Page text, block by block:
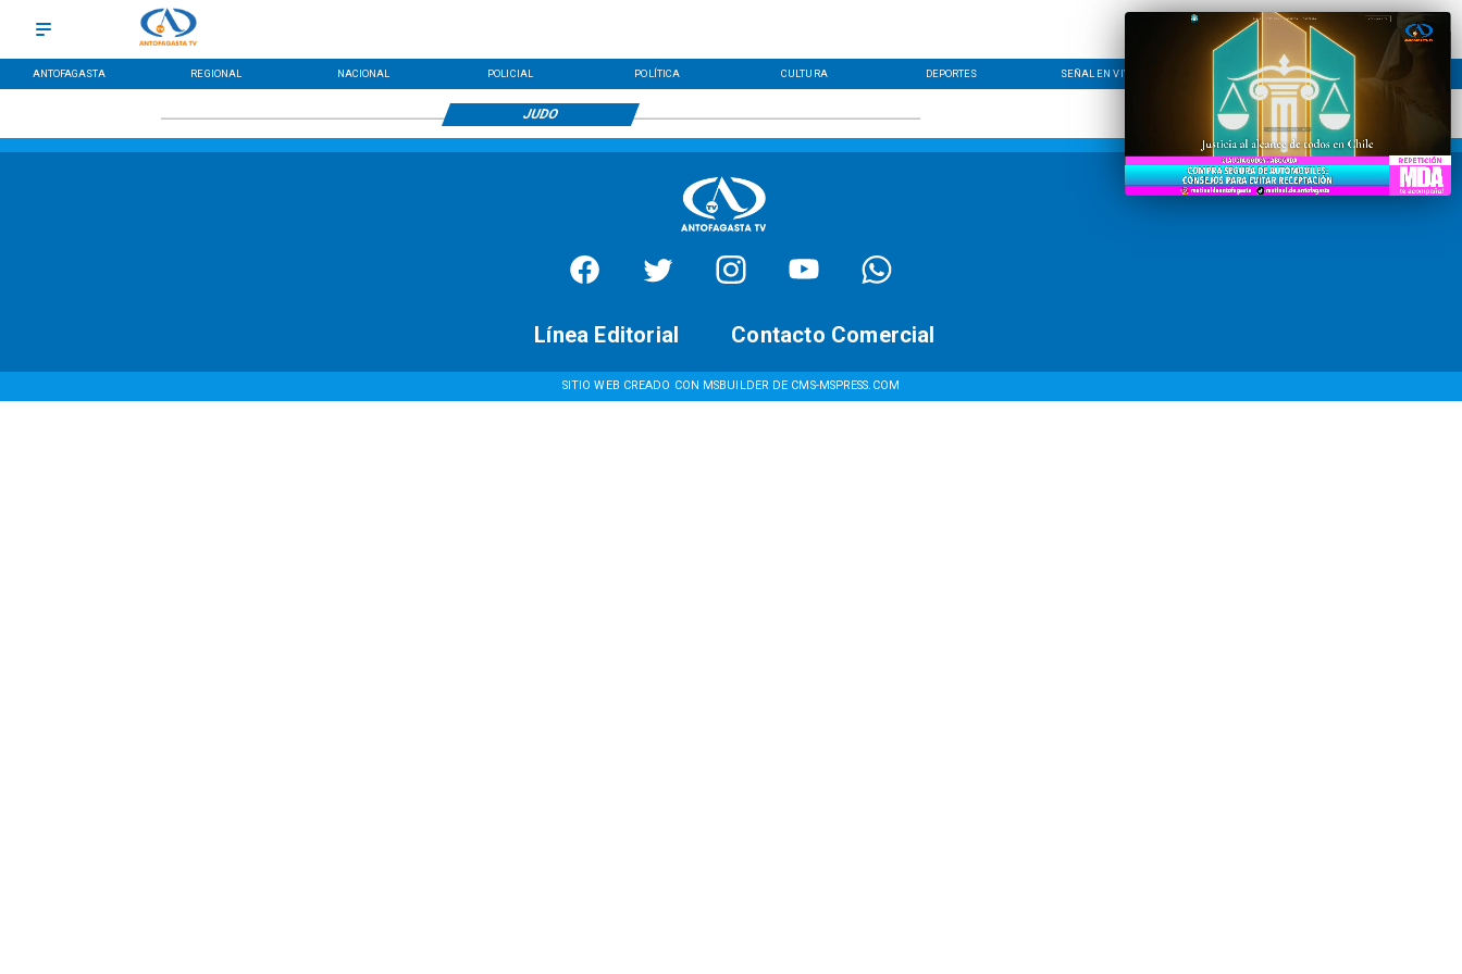
ANTOFAGASTA REGIONAL NACIONAL POLICIAL POLÍTICA CULTURA DEPORTES SEÑAL EN VIVO CONTACTO LÍNEA EDITORIAL
JUDO
SITIO WEB CREADO CON MSBUILDER DE CMS-MSPRESS.COM
Contacto Comercial
Línea Editorial